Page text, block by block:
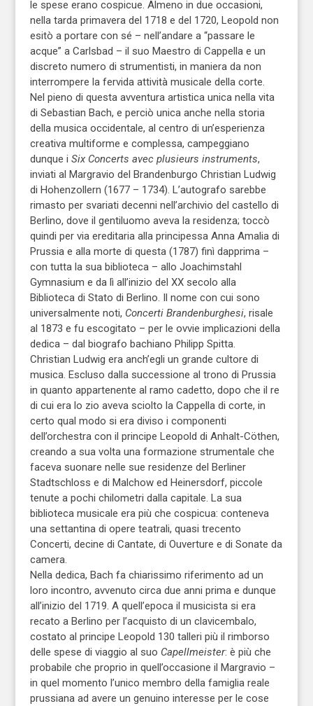
le spese erano cospicue. Almeno in due occasioni,
nella tarda primavera del 1718 e del 1720, Leopold non
esitò a portare con sé – nell’andare a “passare le
acque” a Carlsbad – il suo Maestro di Cappella e un
discreto numero di strumentisti, in maniera da non
interrompere la fervida attività musicale della corte.
Nel pieno di questa avventura artistica unica nella vita
di Sebastian Bach, e perciò unica anche nella storia
della musica occidentale, al centro di un’esperienza
creativa multiforme e complessa, campeggiano
dunque i Six Concerts avec plusieurs instruments,
inviati al Margravio del Brandenburgo Christian Ludwig
di Hohenzollern (1677 – 1734). L’autografo sarebbe
rimasto per svariati decenni nell’archivio del castello di
Berlino, dove il gentiluomo aveva la residenza; toccò
quindi per via ereditaria alla principessa Anna Amalia di
Prussia e alla morte di questa (1787) finì dapprima –
con tutta la sua biblioteca – allo Joachimstahl
Gymnasium e da lì all’inizio del XX secolo alla
Biblioteca di Stato di Berlino. Il nome con cui sono
universalmente noti, Concerti Brandenburghesi, risale
al 1873 e fu escogitato – per le ovvie implicazioni della
dedica – dal biografo bachiano Philipp Spitta.
Christian Ludwig era anch’egli un grande cultore di
musica. Escluso dalla successione al trono di Prussia
in quanto appartenente al ramo cadetto, dopo che il re
di cui era lo zio aveva sciolto la Cappella di corte, in
certo qual modo si era diviso i componenti
dell’orchestra con il principe Leopold di Anhalt-Cöthen,
creando a sua volta una formazione strumentale che
faceva suonare nelle sue residenze del Berliner
Stadtschloss e di Malchow ed Heinersdorf, piccole
tenute a pochi chilometri dalla capitale. La sua
biblioteca musicale era più che cospicua: conteneva
una settantina di opere teatrali, quasi trecento
Concerti, decine di Cantate, di Ouverture e di Sonate da
camera.
Nella dedica, Bach fa chiarissimo riferimento ad un
loro incontro, avvenuto circa due anni prima e dunque
all’inizio del 1719. A quell’epoca il musicista si era
recato a Berlino per l’acquisto di un clavicembalo,
costato al principe Leopold 130 talleri più il rimborso
delle spese di viaggio al suo Capellmeister: è più che
probabile che proprio in quell’occasione il Margravio –
in quel momento l’unico membro della famiglia reale
prussiana ad avere un genuino interesse per le cose